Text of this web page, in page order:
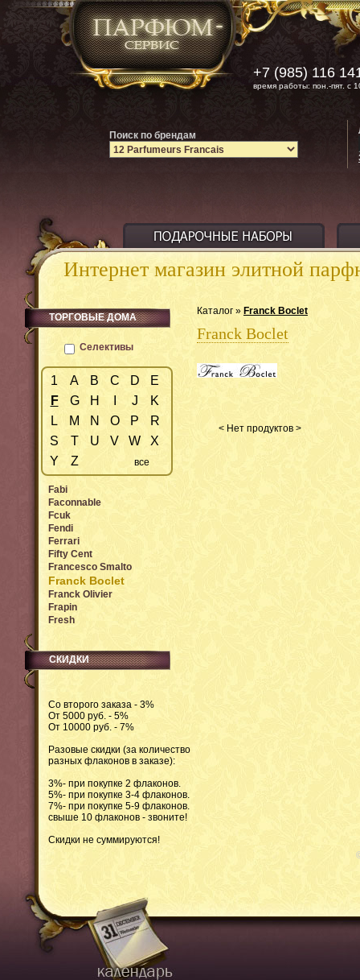
Интернет магазин элитной
Каталог » Franck Boclet
Franck Boclet
< Нет продуктов >
ТОРГОВЫЕ ДОМА
Селективы
1 A B C D
E
F
G H J
K
L
M N O P
R
S
T U V W
X
Y
Z все
Fabi
Faconnable
Fcuk
Fendi
Ferrari
Fifty Cent
Francesco Smalto
Franck Boclet
Franck Olivier
Frapin
Fresh
СКИДКИ
Со второго заказа - 3%
От 5000 руб. - 5%
От 10000 руб. - 7%
Разовые скидки (за количество
разных флаконов в заказе):
3%- при покупке 2 флаконов.
5%- при покупке 3-4 флаконов.
7%- при покупке 5-9 флаконов.
свыше 10 флаконов - звоните!
Скидки не суммируются!
+7 (985) 116
время работы: пон.-пят. с
Поиск по брендам